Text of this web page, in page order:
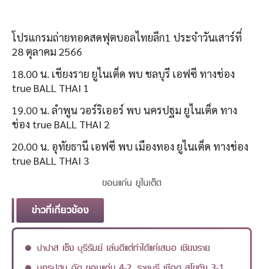
โปรแกรมถ่ายทอดสดฟุตบอลไทยลีก1 ประจำวันเสาร์ที่
28 ตุลาคม 2566
18.00 น. เชียงราย ยูไนเต็ด พบ ชลบุรี เอฟซี ทางช่อง
true BALL THAI 1
19.00 น. ลำพูน วอร์ริเออร์ พบ นครปฐม ยูไนเต็ด ทาง
ช่อง true BALL THAI 2
20.00 น. อุทัยธานี เอฟซี พบ เมืองทอง ยูไนเต็ด ทางช่อง
true BALL THAI 3
ขอนแก่น ยูไนเต็ด
ข่าวที่เกี่ยวข้อง
ปาปาส เซ็ง บุรีรัมย์ เล่นดีแต่ทำได้แค่เสมอ เชียงราย